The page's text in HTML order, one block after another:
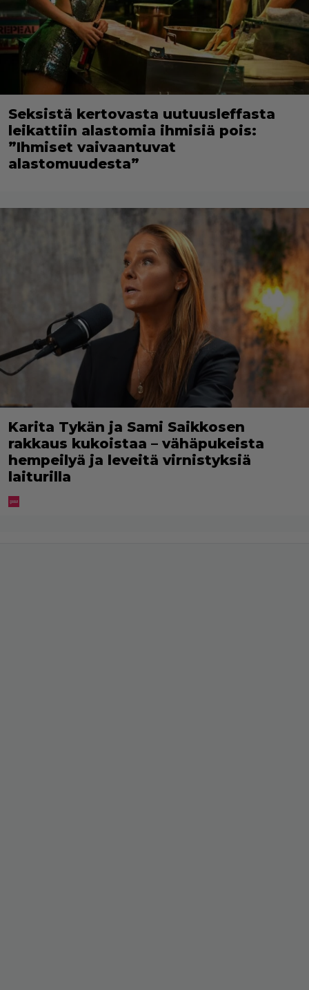
Seksistä kertovasta uutuusleffasta
leikattiin alastomia ihmisiä pois:
”Ihmiset vaivaantuvat
alastomuudesta”
Karita Tykän ja Sami Saikkosen
rakkaus kukoistaa – vähäpukeista
hempeilyä ja leveitä virnistyksiä
laiturilla